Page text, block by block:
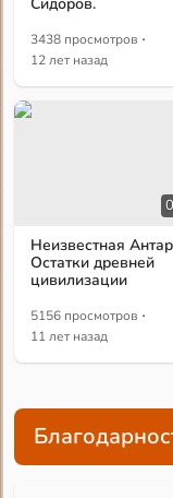
3438 просмотров ·
12 лет назад
Неизвестная
Остатки древней
цивилизации
5156 просмотров ·
11 лет назад